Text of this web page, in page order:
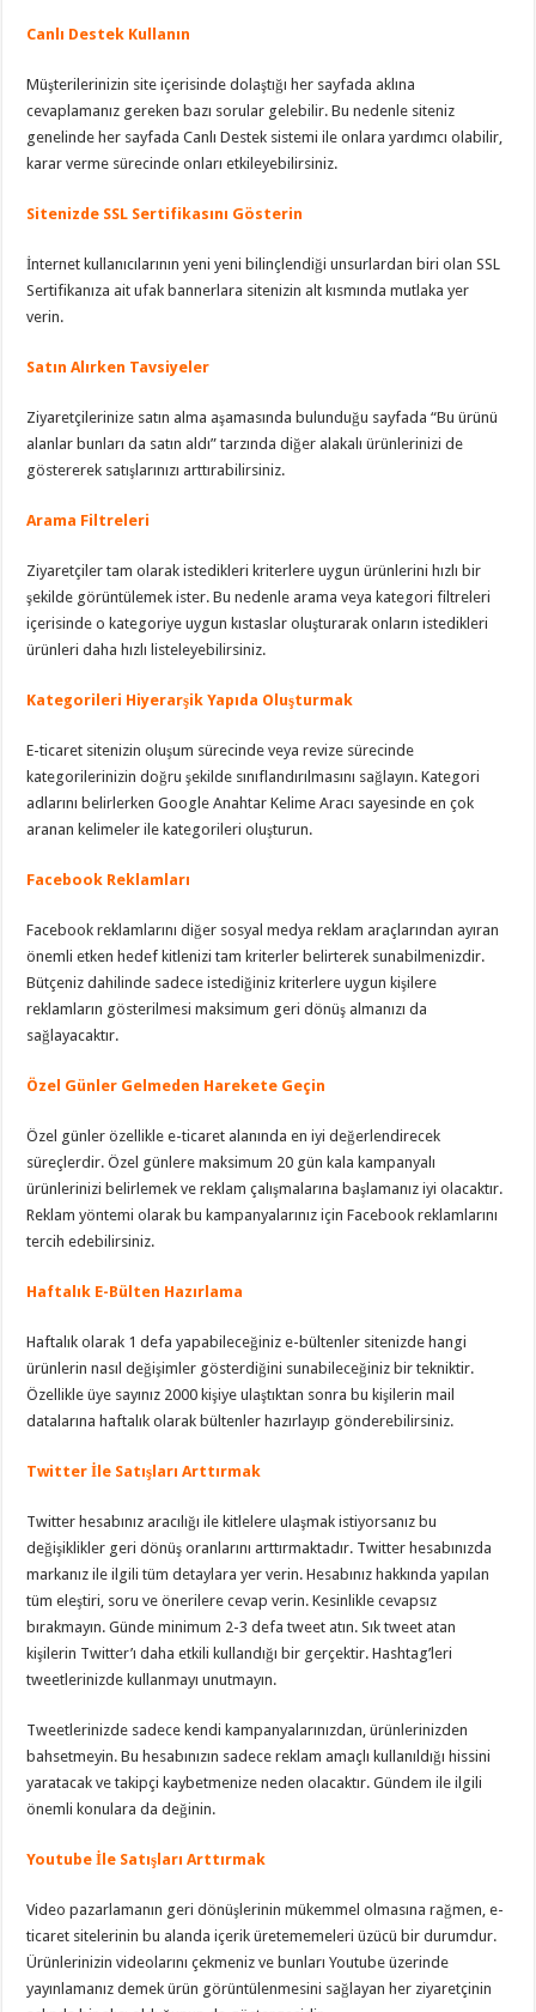
Canlı Destek Kullanın
Müşterilerinizin site içerisinde dolaştığı her sayfada aklına
cevaplamanız gereken bazı sorular gelebilir. Bu nedenle siteniz
genelinde her sayfada Canlı Destek sistemi ile onlara yardımcı olabilir,
karar verme sürecinde onları etkileyebilirsiniz.
Sitenizde SSL Sertifikasını Gösterin
İnternet kullanıcılarının yeni yeni bilinçlendiği unsurlardan biri olan SSL
Sertifikanıza ait ufak bannerlara sitenizin alt kısmında mutlaka yer
verin.
Satın Alırken Tavsiyeler
Ziyaretçilerinize satın alma aşamasında bulunduğu sayfada “Bu ürünü
alanlar bunları da satın aldı” tarzında diğer alakalı ürünlerinizi de
göstererek satışlarınızı arttırabilirsiniz.
Arama Filtreleri
Ziyaretçiler tam olarak istedikleri kriterlere uygun ürünlerini hızlı bir
şekilde görüntülemek ister. Bu nedenle arama veya kategori filtreleri
içerisinde o kategoriye uygun kıstaslar oluşturarak onların istedikleri
ürünleri daha hızlı listeleyebilirsiniz.
Kategorileri Hiyerarşik Yapıda Oluşturmak
E-ticaret sitenizin oluşum sürecinde veya revize sürecinde
kategorilerinizin doğru şekilde sınıflandırılmasını sağlayın. Kategori
adlarını belirlerken Google Anahtar Kelime Aracı sayesinde en çok
aranan kelimeler ile kategorileri oluşturun.
Facebook Reklamları
Facebook reklamlarını diğer sosyal medya reklam araçlarından ayıran
önemli etken hedef kitlenizi tam kriterler belirterek sunabilmenizdir.
Bütçeniz dahilinde sadece istediğiniz kriterlere uygun kişilere
reklamların gösterilmesi maksimum geri dönüş almanızı da
sağlayacaktır.
Özel Günler Gelmeden Harekete Geçin
Özel günler özellikle e-ticaret alanında en iyi değerlendirecek
süreçlerdir. Özel günlere maksimum 20 gün kala kampanyalı
ürünlerinizi belirlemek ve reklam çalışmalarına başlamanız iyi olacaktır.
Reklam yöntemi olarak bu kampanyalarınız için Facebook reklamlarını
tercih edebilirsiniz.
Haftalık E-Bülten Hazırlama
Haftalık olarak 1 defa yapabileceğiniz e-bültenler sitenizde hangi
ürünlerin nasıl değişimler gösterdiğini sunabileceğiniz bir tekniktir.
Özellikle üye sayınız 2000 kişiye ulaştıktan sonra bu kişilerin mail
datalarına haftalık olarak bültenler hazırlayıp gönderebilirsiniz.
Twitter İle Satışları Arttırmak
Twitter hesabınız aracılığı ile kitlelere ulaşmak istiyorsanız bu
değişiklikler geri dönüş oranlarını arttırmaktadır. Twitter hesabınızda
markanız ile ilgili tüm detaylara yer verin. Hesabınız hakkında yapılan
tüm eleştiri, soru ve önerilere cevap verin. Kesinlikle cevapsız
bırakmayın. Günde minimum 2-3 defa tweet atın. Sık tweet atan
kişilerin Twitter’ı daha etkili kullandığı bir gerçektir. Hashtag’leri
tweetlerinizde kullanmayı unutmayın.
Tweetlerinizde sadece kendi kampanyalarınızdan, ürünlerinizden
bahsetmeyin. Bu hesabınızın sadece reklam amaçlı kullanıldığı hissini
yaratacak ve takipçi kaybetmenize neden olacaktır. Gündem ile ilgili
önemli konulara da değinin.
Youtube İle Satışları Arttırmak
Video pazarlamanın geri dönüşlerinin mükemmel olmasına rağmen, e-
ticaret sitelerinin bu alanda içerik üretememeleri üzücü bir durumdur.
Ürünlerinizin videolarını çekmeniz ve bunları Youtube üzerinde
yayınlamanız demek ürün görüntülenmesini sağlayan her ziyaretçinin